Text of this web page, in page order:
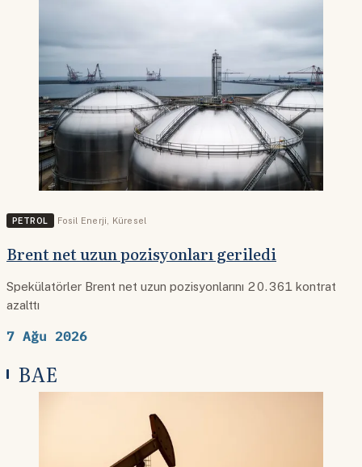
PETROL Fosil Enerji Küresel
Brent net uzun pozisyonları geriledi
Spekülatörler Brent net uzun pozisyonlarını 20.361 kontrat
azalttı
7 Ağu 2026
BAE